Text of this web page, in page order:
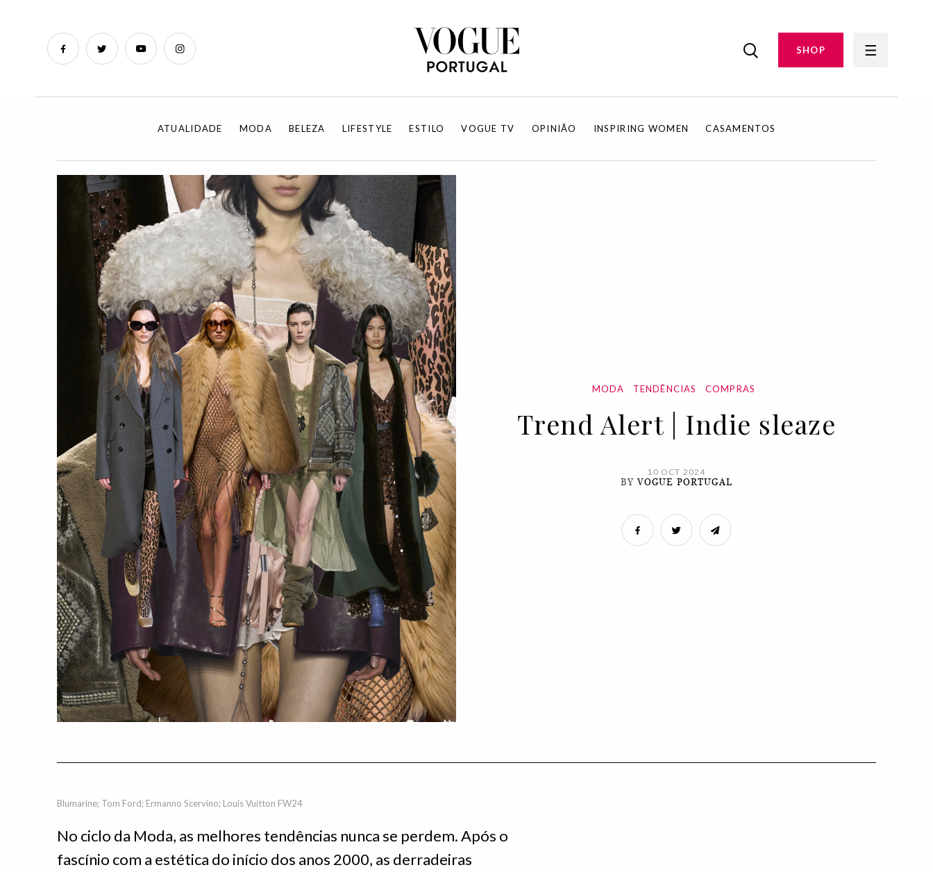
SHOP
ATUALIDADE MODA BELEZA LIFESTYLE ESTILO VOGUE TV OPINIÃO INSPIRING WOMEN CASAMENTOS
MODA TENDÊNCIAS COMPRAS
Trend Alert | Indie sleaze
10 OCT 2024
BYVOGUE PORTUGAL
Blumarine; Tom Ford; Ermanno Scervino; Louis Vuitton FW24
No ciclo da Moda, as melhores tendências nunca se perdem. Após o
fascínio com a estética do início dos anos 2000, as derradeiras